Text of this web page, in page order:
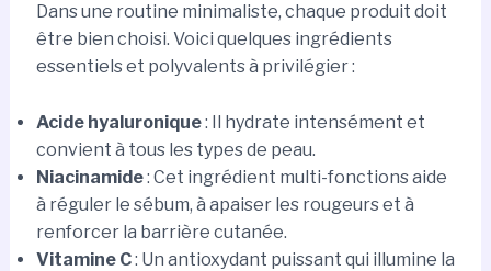
Dans une routine minimaliste, chaque produit doit
être bien choisi. Voici quelques ingrédients
essentiels et polyvalents à privilégier :
Acide hyaluronique: Il hydrate intensément et
convient à tous les types de peau.
Niacinamide: Cet ingrédient multi-fonctions aide
à réguler le sébum, à apaiser les rougeurs et à
renforcer la barrière cutanée.
Vitamine C: Un antioxydant puissant qui illumine la